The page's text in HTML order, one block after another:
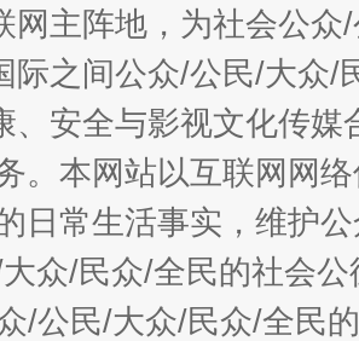
网主阵地，为社会公
际之间公众/公民/大众/
、安全与影视文化传
。本网站以互联网网
日常生活事实，维护
众/民众/全民的社会公
/公民/大众/民众/全民